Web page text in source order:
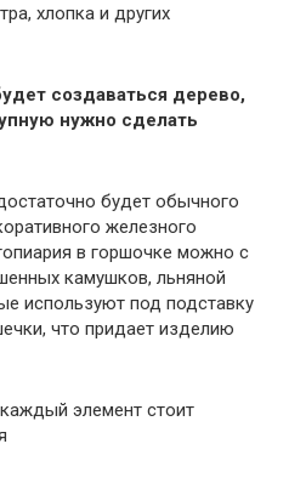
хлопка и других
создаваться дерево,
нужно сделать
будет обычного
железного
в горшочке можно с
камушков, льняной
используют под подставку
что придает изделию